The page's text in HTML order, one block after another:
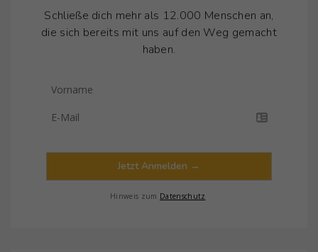
Schließe dich mehr als 12.000 Menschen an,
die sich bereits mit uns auf den Weg gemacht
haben.
Jetzt Anmelden →
Hinweis zum Datenschutz